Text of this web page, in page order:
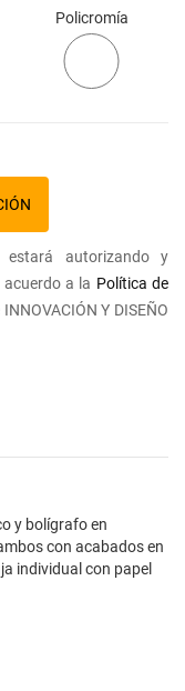
Policromía
autorizando y
a la Política de
INNOVACIÓN Y DISEÑO
y bolígrafo en
con acabados en
individual con papel